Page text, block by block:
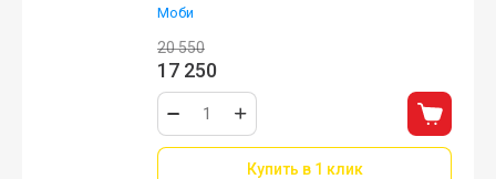
Моби
20 550
17 250
Купить в 1 клик